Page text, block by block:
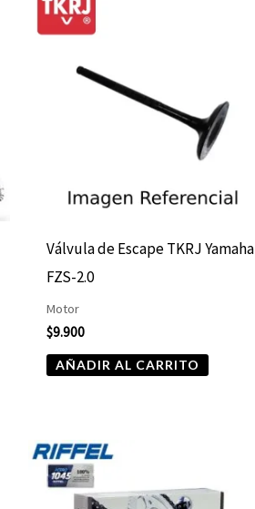
Válvula de Escape TKRJ Yamaha
FZS-2.0
Motor
$9.900
AÑADIR AL CARRITO